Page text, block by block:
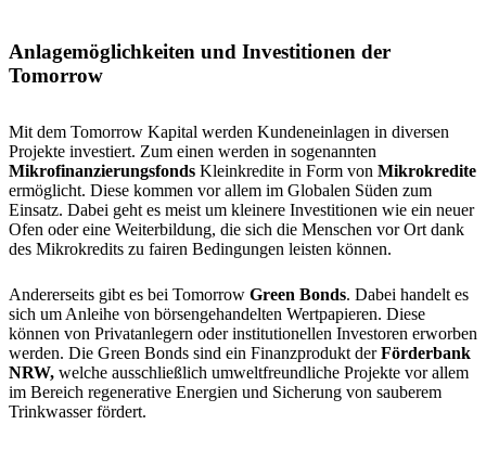
Anlagemöglichkeiten und Investitionen der
Tomorrow
Mit dem Tomorrow Kapital werden Kundeneinlagen in diversen
Projekte investiert. Zum einen werden in sogenannten
Mikrofinanzierungsfonds Kleinkredite in Form von Mikrokredite
ermöglicht. Diese kommen vor allem im Globalen Süden zum
Einsatz. Dabei geht es meist um kleinere Investitionen wie ein neuer
Ofen oder eine Weiterbildung, die sich die Menschen vor Ort dank
des Mikrokredits zu fairen Bedingungen leisten können.
Andererseits gibt es bei Tomorrow Green Bonds. Dabei handelt es
sich um Anleihe von börsengehandelten Wertpapieren. Diese
können von Privatanlegern oder institutionellen Investoren erworben
werden. Die Green Bonds sind ein Finanzprodukt derFörderbank
NRW, welche ausschließlich umweltfreundliche Projekte vor allem
im Bereich regenerative Energien und Sicherung von sauberem
Trinkwasser fördert.